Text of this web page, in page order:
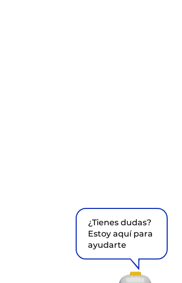
¿Tienes dudas?
Estoy aquí para
ayudarte